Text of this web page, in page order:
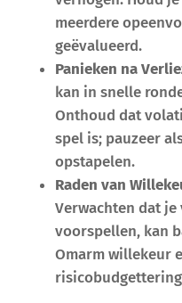
meerdere
geëvalueerd.
Panieken na
kan in snelle
Onthoud dat
spel is; pauzeer
opstapelen.
Raden van
Verwachten dat
voorspellen, kan
Omarm willekeur